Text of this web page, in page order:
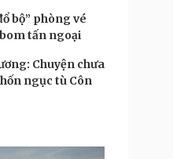
bộ” phòng vé
tấn ngoại
Chuyện chưa
ngục tù Côn